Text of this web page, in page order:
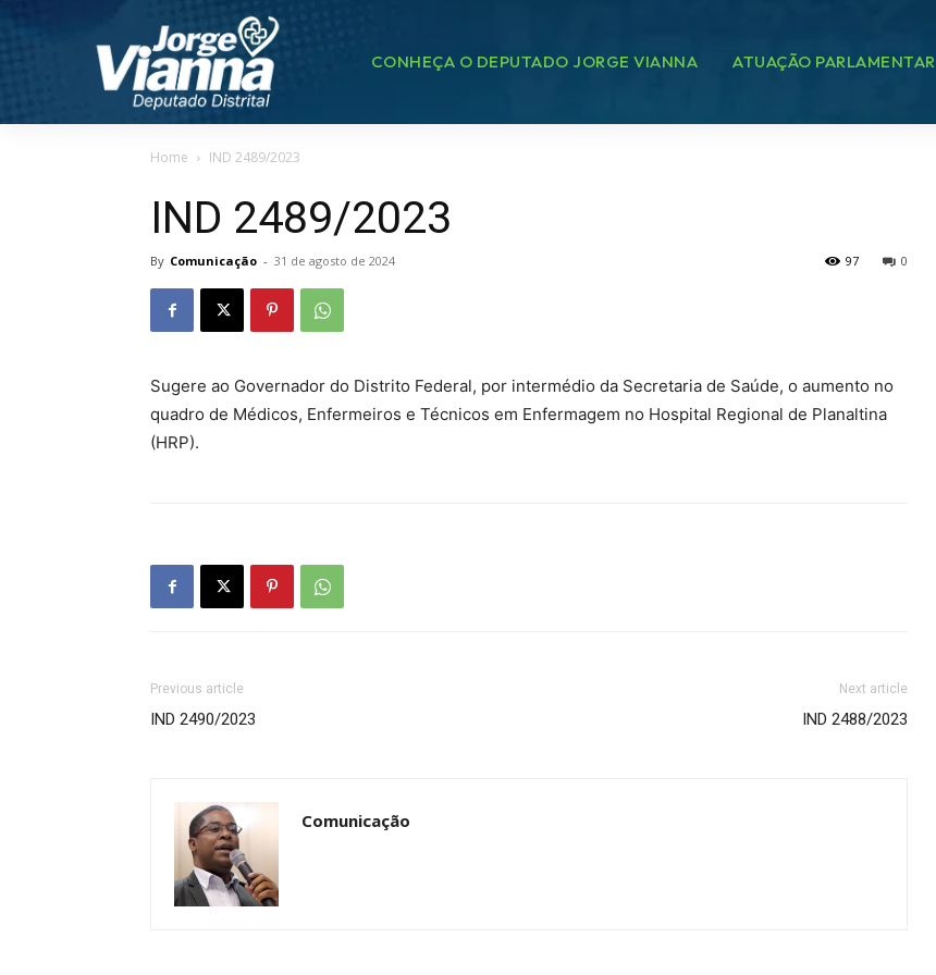
CONHEÇA O DEPUTADO JORGE VIANNA ATUAÇÃO PARLAMENTAR
Home IND 2489/2023
IND 2489/2023
By Comunicação - 31 de agosto de 2024 0
97
Sugere ao Governador do Distrito Federal, por intermédio da Secretaria de Saúde, o aumento no
quadro de Médicos, Enfermeiros e Técnicos em Enfermagem no Hospital Regional de Planaltina
(HRP).
Previous article
IND 2490/2023
Next article
IND 2488/2023
Comunicação